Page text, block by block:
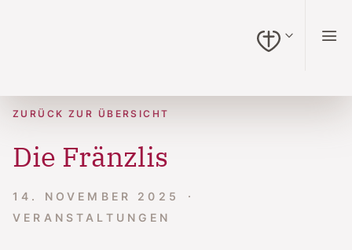
ZURÜCK ZUR ÜBERSICHT
Die Fränzlis
14. NOVEMBER 2025
VERANSTALTUNGEN